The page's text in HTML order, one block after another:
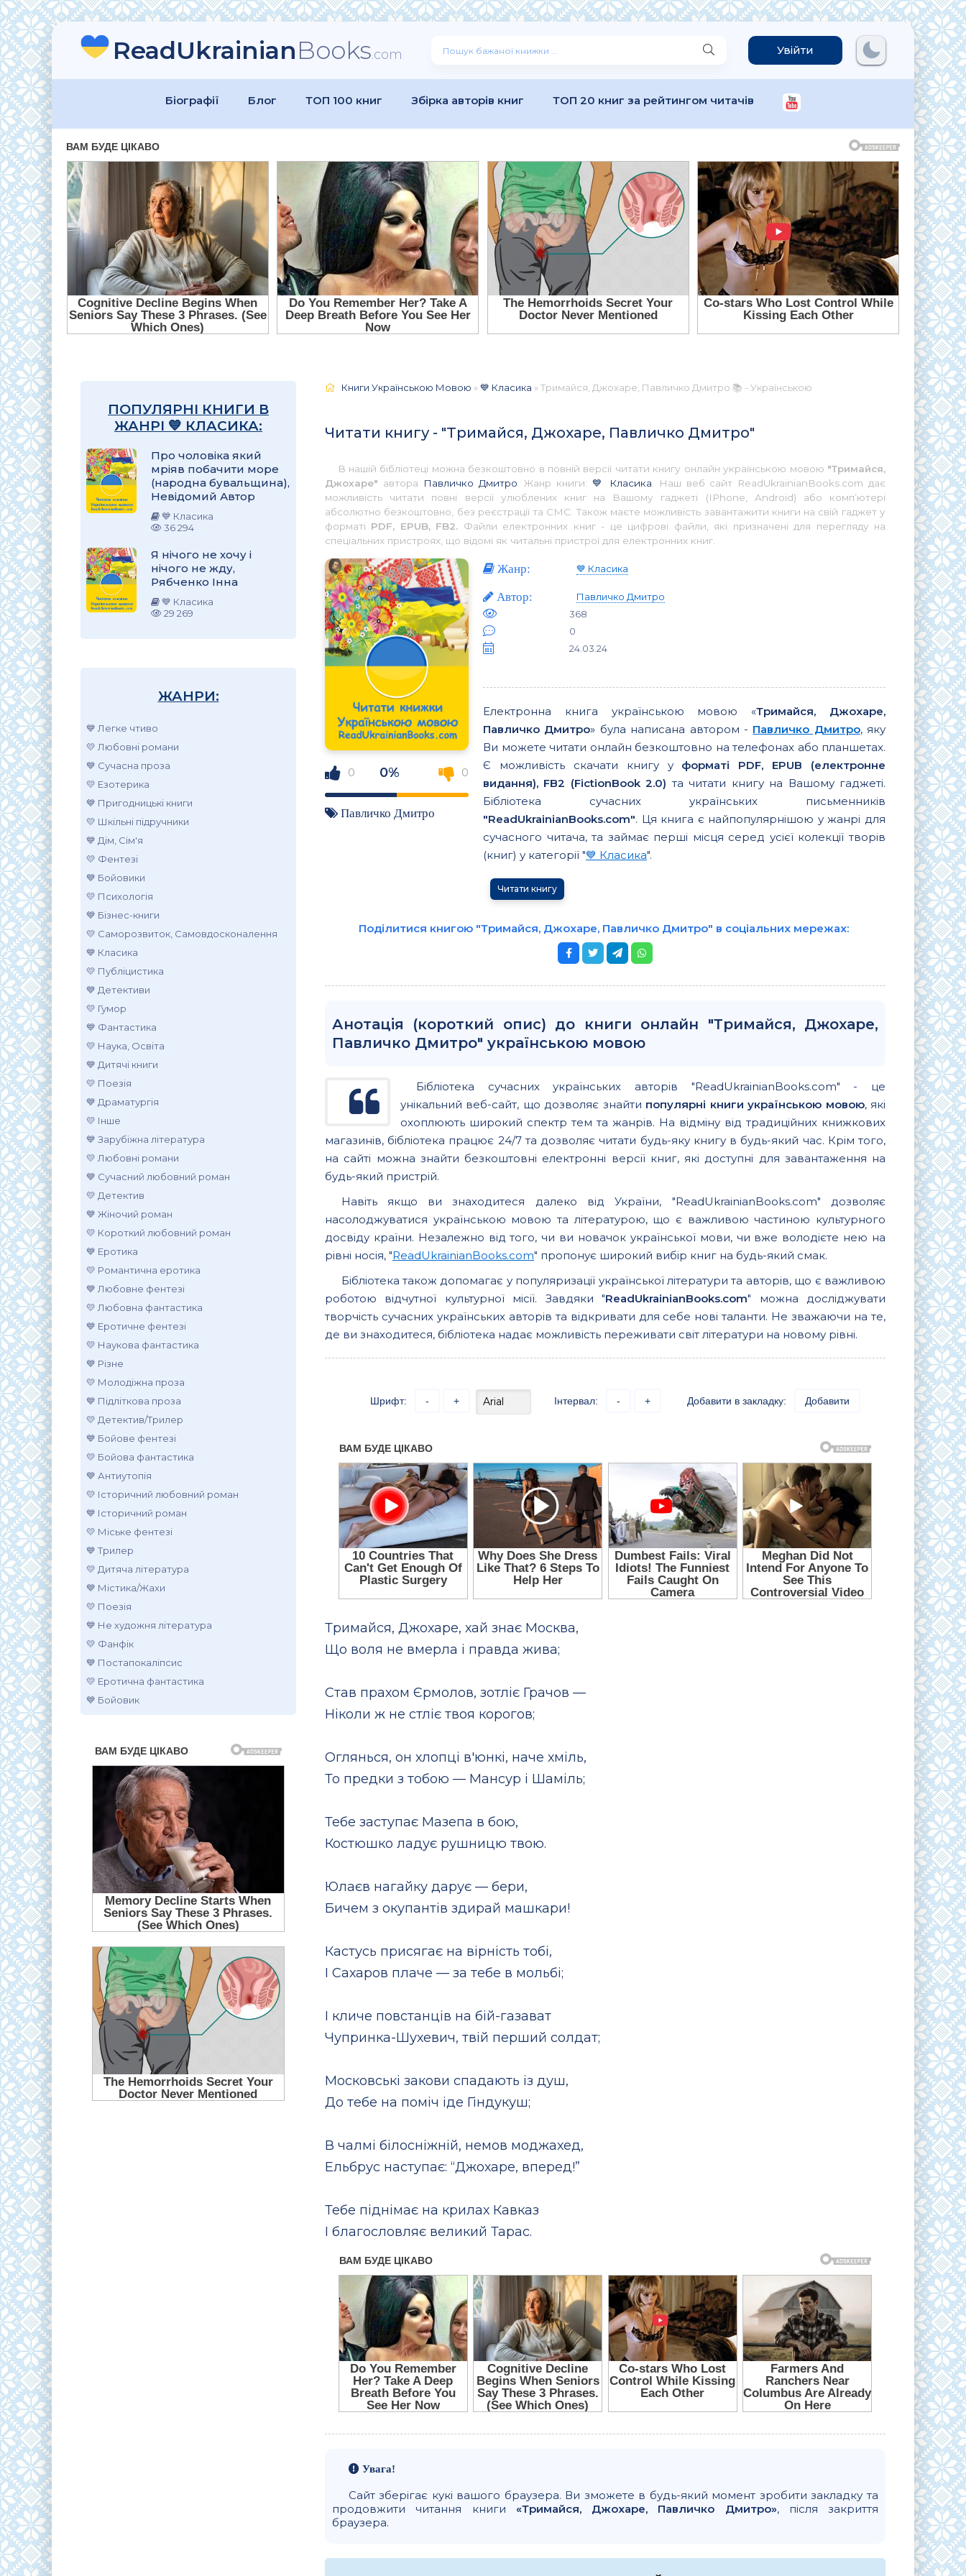
ReadUkrainianBooks.com Увійти
Біографії Блог ТОП 100 книг Збірка авторів книг ТОП 20 книг за рейтингом читачів
ПОПУЛЯРНІ КНИГИ В
ЖАНРІ 💙 КЛАСИКА:
Про чоловіка який
мріяв побачити море
(народна бувальщина),
Невідомий Автор
💙 Класика
36 294
Я нічого не хочу і
нічого не жду,
Рябченко Інна
💙 Класика
29 269
ЖАНРИ:
💙 Легке чтиво
💛 Любовні романи
💙 Сучасна проза
💛 Езотерика
💙 Пригодницькі книги
💛 Шкільні підручники
💙 Дім, Сім'я
💛 Фентезі
💙 Бойовики
💛 Психологія
💙 Бізнес-книги
💛 Саморозвиток, Самовдосконалення
💙 Класика
💛 Публіцистика
💙 Детективи
💛 Гумор
💙 Фантастика
💛 Наука, Освіта
💙 Дитячі книги
💛 Поезія
💙 Драматургія
💛 Інше
💙 Зарубіжна література
💛 Любовні романи
💙 Сучасний любовний роман
💛 Детектив
💙 Жіночий роман
💛 Короткий любовний роман
💙 Еротика
💛 Романтична еротика
💙 Любовне фентезі
💛 Любовна фантастика
💙 Еротичне фентезі
💛 Наукова фантастика
💙 Різне
💛 Молодіжна проза
💙 Підліткова проза
💛 Детектив/Трилер
💙 Бойове фентезі
💛 Бойова фантастика
💙 Антиутопія
💛 Історичний любовний роман
💙 Історичний роман
💛 Міське фентезі
💙 Трилер
💛 Дитяча література
💙 Містика/Жахи
💛 Поезія
💙 Не художня література
💛 Фанфік
💙 Постапокаліпсис
💛 Еротична фантастика
💙 Бойовик
Книги Українською Мовою »💙 Класика » Тримайся, Джохаре, Павличко Дмитро 📚 - Українською
Читати книгу - "Тримайся, Джохаре, Павличко Дмитро"
В нашій бібліотеці можна безкоштовно в повній версії читати книгу онлайн українською мовою "Тримайся,
Джохаре" автора Павличко Дмитро . Жанр книги:💙 Класика . Наш веб сайт ReadUkrainianBooks.com дає
можливість читати повні версії улюблених книг на Вашому гаджеті (IPhone, Android) або комп’ютері
абсолютно безкоштовно, без реєстрації та СМС. Також маєте можливість завантажити книги на свій гаджет у
форматі PDF, EPUB, FB2. Файли електронних книг - це цифрові файли, які призначені для перегляду на
спеціальних пристроях, що відомі як читальні пристрої для електронних книг.
0 0% 0
Павличко Дмитро
Жанр: 💙 Класика
Автор:
Павличко Дмитро
368
0
24.03.24
Електронна книга українською мовою «Тримайся, Джохаре,
Павличко Дмитро» була написана автором - Павличко Дмитро, яку
Ви можете читати онлайн безкоштовно на телефонах або планшетах.
Є можливість скачати книгу у форматі PDF, EPUB (електронне
видання), FB2 (FictionBook 2.0) та читати книгу на Вашому гаджеті.
Бібліотека сучасних українських письменників
"ReadUkrainianBooks.com". Ця книга є найпопулярнішою у жанрі для
сучасного читача, та займає перші місця серед усієї колекції творів
(книг) у категорії "💙 Класика".
Читати книгу
Поділитися книгою "Тримайся, Джохаре, Павличко Дмитро" в соціальних мережах:
Анотація (короткий опис) до книги онлайн "Тримайся, Джохаре,
Павличко Дмитро" українською мовою
Бібліотека сучасних українських авторів "ReadUkrainianBooks.com" - це
унікальний веб-сайт, що дозволяє знайти популярні книги українською мовою, які
охоплюють широкий спектр тем та жанрів. На відміну від традиційних книжкових
магазинів, бібліотека працює 24/7 та дозволяє читати будь-яку книгу в будь-який час. Крім того,
на сайті можна знайти безкоштовні електронні версії книг, які доступні для завантаження на
будь-який пристрій.
Навіть якщо ви знаходитеся далеко від України, "ReadUkrainianBooks.com" дозволяє
насолоджуватися українською мовою та літературою, що є важливою частиною культурного
досвіду країни. Незалежно від того, чи ви новачок української мови, чи вже володієте нею на
рівні носія, "ReadUkrainianBooks.com" пропонує широкий вибір книг на будь-який смак.
Бібліотека також допомагає у популяризації української літератури та авторів, що є важливою
роботою відчутної культурної місії. Завдяки "ReadUkrainianBooks.com" можна досліджувати
творчість сучасних українських авторів та відкривати для себе нові таланти. Не зважаючи на те,
де ви знаходитеся, бібліотека надає можливість переживати світ літератури на новому рівні.
Шрифт: - + Інтервал: - + Добавити в закладку: Добавити
Тримайся, Джохаре, хай знає Москва,
Що воля не вмерла і правда жива;
Став прахом Єрмолов, зотліє Грачов —
Ніколи ж не стліє твоя корогов;
Оглянься, он хлопці в'юнкі, наче хміль,
То предки з тобою — Мансур і Шаміль;
Тебе заступає Мазепа в бою,
Костюшко ладує рушницю твою.
Юлаєв нагайку дарує — бери,
Бичем з окупантів здирай машкари!
Кастусь присягає на вірність тобі,
І Сахаров плаче — за тебе в мольбі;
І кличе повстанців на бій-газават
Чупринка-Шухевич, твій перший солдат;
Московські закови спадають із душ,
До тебе на поміч іде Гіндукуш;
В чалмі білосніжній, немов моджахед,
Ельбрус наступає: “Джохаре, вперед!”
Тебе піднімає на крилах Кавказ
І благословляє великий Тарас.
Увага!
Сайт зберігає кукі вашого браузера. Ви зможете в будь-який момент зробити закладку та
продовжити читання книги «Тримайся, Джохаре, Павличко Дмитро», після закриття
браузера.